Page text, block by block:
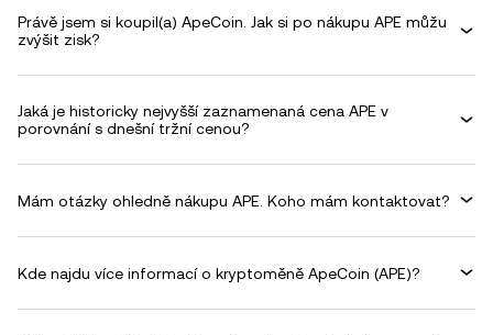
Právě jsem si koupil(a) ApeCoin. Jak si po nákupu APE můžu
zvýšit zisk?
Jaká je historicky nejvyšší zaznamenaná cena APE v
porovnání s dnešní tržní cenou?
Mám otázky ohledně nákupu APE. Koho mám kontaktovat?
Kde najdu více informací o kryptoměně ApeCoin (APE)?